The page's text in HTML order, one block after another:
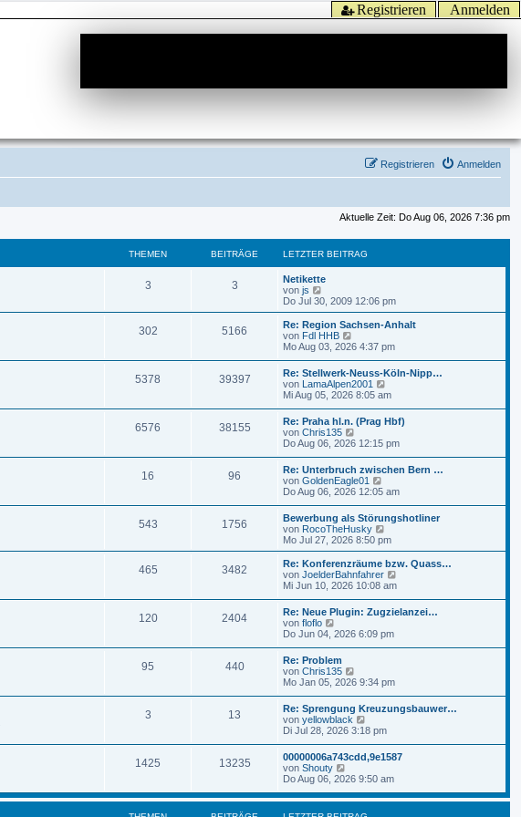
Anmelden
Registrieren
Anmelden
Registrieren
Aktuelle Zeit: Do Aug 06, 2026 7:36 pm
THEMEN BEITRÄGE LETZTER BEITRAG
3 3
Netikette
von js
e
u
e
s
t
B
e
i
t
r
a
g
Do Jul 30, 2009 12:06 pm
302 5166
Re: Region Sachsen-Anhalt
von Fdl HHB
e
e
s
t
e
r
B
e
i
t
r
a
g
Mo Aug 03, 2026 4:37 pm
5378 39397
Re: Stellwerk-Neuss-Köln-Nipp…
von LamaAlpen2001
e
e
s
e
r
B
i
t
r
a
g
Mi Aug 05, 2026 8:05 am
6576 38155
Re: Praha hl.n. (Prag Hbf)
von Chris135
e
s
t
e
r
B
e
i
t
r
a
g
Do Aug 06, 2026 12:15 pm
16 96
Re: Unterbruch zwischen Bern …
von GoldenEagle01
e
s
t
e
B
e
i
t
r
g
Do Aug 06, 2026 12:05 am
543 1756
Bewerbung als Störungshotliner
von RocoTheHusky
e
u
e
s
t
B
i
t
g
Mo Jul 27, 2026 8:50 pm
465 3482
Re: Konferenzräume bzw. Quass…
von JoelderBahnfahrer
e
s
r
t
r
a
Mi Jun 10, 2026 10:08 am
120 2404
Re: Neue Plugin: Zugzielanzei…
von floflo
e
s
t
e
r
B
e
i
t
r
a
g
Do Jun 04, 2026 6:09 pm
95 440
Re: Problem
von Chris135
e
e
s
t
e
r
B
i
t
r
a
Mo Jan 05, 2026 9:34 pm
3 13
Re: Sprengung Kreuzungsbauwer…
von yellowblack
e
e
s
t
e
r
Di Jul 28, 2026 3:18 pm
1425 13235
00000006a743cdd,9e1587
von Shouty
e
e
Do Aug 06, 2026 9:50 am